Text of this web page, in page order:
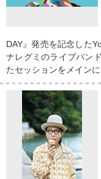
DAY』発売を記念した
ナレグミのライブバン
たセッションをメイン